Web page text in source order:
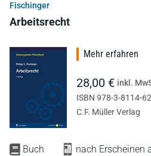
Fischinger
Arbeitsrecht
Buch
nach Erscheinen
Mehr erfahren
28,00 € inkl.
ISBN 978-3-8114-
C.F. Müller Verlag